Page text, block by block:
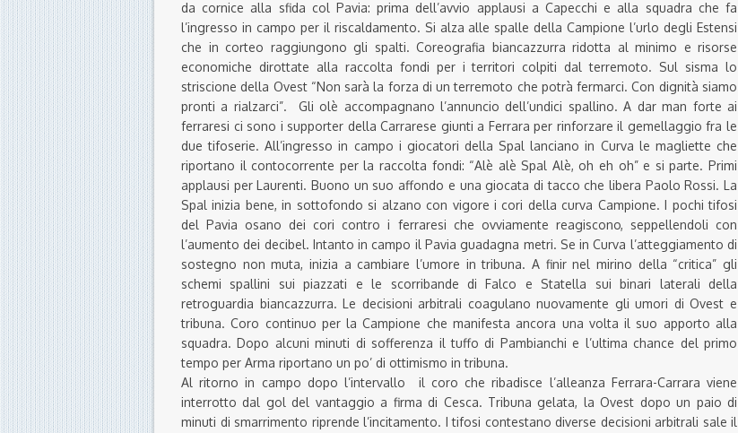
da cornice alla sfida col Pavia: prima dell’avvio applausi a Capecchi e alla squadra che fa
l’ingresso in campo per il riscaldamento. Si alza alle spalle della Campione l’urlo degli Estensi
che in corteo raggiungono gli spalti. Coreografia biancazzurra ridotta al minimo e risorse
economiche dirottate alla raccolta fondi per i territori colpiti dal terremoto. Sul sisma lo
striscione della Ovest “Non sarà la forza di un terremoto che potrà fermarci. Con dignità siamo
pronti a rialzarci”. Gli olè accompagnano l’annuncio dell’undici spallino. A dar man forte ai
ferraresi ci sono i supporter della Carrarese giunti a Ferrara per rinforzare il gemellaggio fra le
due tifoserie. All’ingresso in campo i giocatori della Spal lanciano in Curva le magliette che
riportano il contocorrente per la raccolta fondi: “Alè alè Spal Alè, oh eh oh” e si parte. Primi
applausi per Laurenti. Buono un suo affondo e una giocata di tacco che libera Paolo Rossi. La
Spal inizia bene, in sottofondo si alzano con vigore i cori della curva Campione. I pochi tifosi
del Pavia osano dei cori contro i ferraresi che ovviamente reagiscono, seppellendoli con
l’aumento dei decibel. Intanto in campo il Pavia guadagna metri. Se in Curva l’atteggiamento di
sostegno non muta, inizia a cambiare l’umore in tribuna. A finir nel mirino della “critica” gli
schemi spallini sui piazzati e le scorribande di Falco e Statella sui binari laterali della
retroguardia biancazzurra. Le decisioni arbitrali coagulano nuovamente gli umori di Ovest e
tribuna. Coro continuo per la Campione che manifesta ancora una volta il suo apporto alla
squadra. Dopo alcuni minuti di sofferenza il tuffo di Pambianchi e l’ultima chance del primo
tempo per Arma riportano un po’ di ottimismo in tribuna.
Al ritorno in campo dopo l’intervallo il coro che ribadisce l’alleanza Ferrara-Carrara viene
interrotto dal gol del vantaggio a firma di Cesca. Tribuna gelata, la Ovest dopo un paio di
minuti di smarrimento riprende l’incitamento. I tifosi contestano diverse decisioni arbitrali sale il